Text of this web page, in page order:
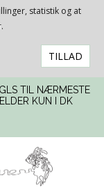
statistik og at
TILLAD
TIL NÆRMESTE
KUN I DK